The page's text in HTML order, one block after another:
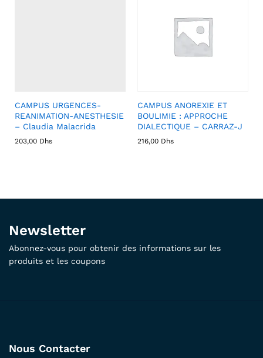
CAMPUS URGENCES-
REANIMATION-ANESTHESIE
– Claudia Malacrida
203,00 Dhs
CAMPUS ANOREXIE ET
BOULIMIE : APPROCHE
DIALECTIQUE – CARRAZ-J
216,00 Dhs
Newsletter
Abonnez-vous pour obtenir des informations sur les
produits et les coupons
Nous Contacter